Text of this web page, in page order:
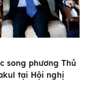
song phương Thủ
tại Hội nghị